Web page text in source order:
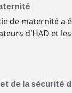
de maternité
d'HAD et
de la sécurité